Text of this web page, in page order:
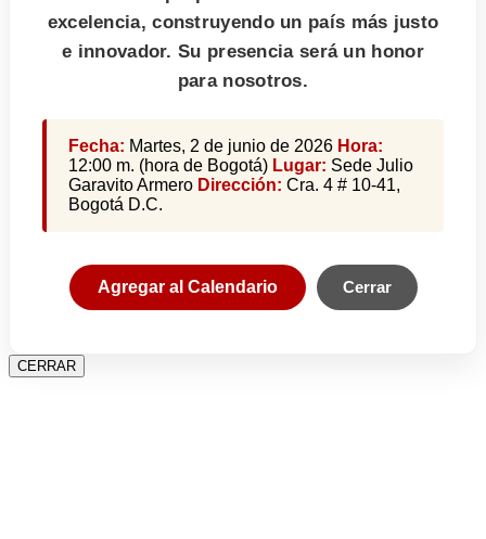
excelencia, construyendo un país más justo
e innovador. Su presencia será un honor
para nosotros.
Fecha: Martes, 2 de junio de 2026 Hora:
12:00 m. (hora de Bogotá) Lugar: Sede Julio
Garavito Armero Dirección: Cra. 4 # 10-41,
Bogotá D.C.
Agregar al Calendario Cerrar
CERRAR